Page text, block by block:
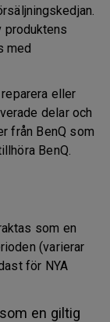
produktens
med
eller
delar och
från BenQ som
BenQ.
som en
(varierar
för NYA
en giltig